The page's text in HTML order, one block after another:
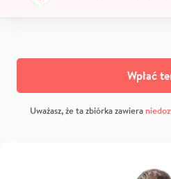
Wpłać
Uważasz, że ta zbiórka zawiera